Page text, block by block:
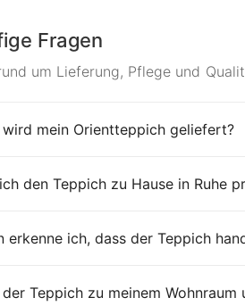
Fragen
um Lieferung, Pflege und
wird mein Orientteppich geliefert?
den Teppich zu Hause in Ruhe
erkenne ich, dass der Teppich
der Teppich zu meinem Wohnraum